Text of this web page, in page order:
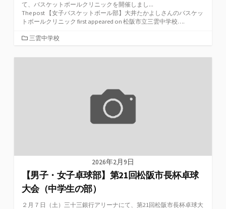
て、バスケットボールクリニックを開催しまし...
The post 【女子バスケットボール部】大井たかよしさんのバスケッ
トボールクリニック first appeared on 松阪市立三雲中学校….
カ
ゴ
三雲中学校
2026年2月9日
【男子・女子卓球部】第21回松阪市長杯卓球
大会（中学生の部）
２月７日（土）三十三銀行アリーナにて、第21回松阪市長杯卓球大